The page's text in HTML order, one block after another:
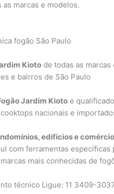
marcas e modelos.
Kioto de todas as
e bairros de São Paulo
Jardim Kioto e
nacionais e
edifícios e comércio
com ferramentas específicas
mais conhecidas de
técnico Ligue: 11 3409-3037